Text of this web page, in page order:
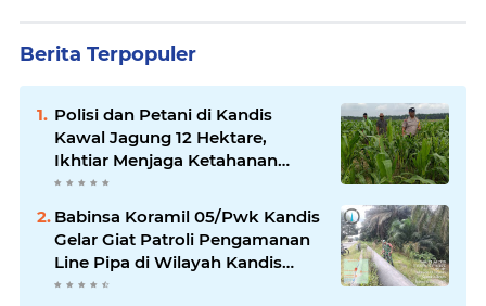
Berita Terpopuler
Polisi dan Petani di Kandis
Kawal Jagung 12 Hektare,
Ikhtiar Menjaga Ketahanan
Pangan
Babinsa Koramil 05/Pwk Kandis
Gelar Giat Patroli Pengamanan
Line Pipa di Wilayah Kandis
Kandis